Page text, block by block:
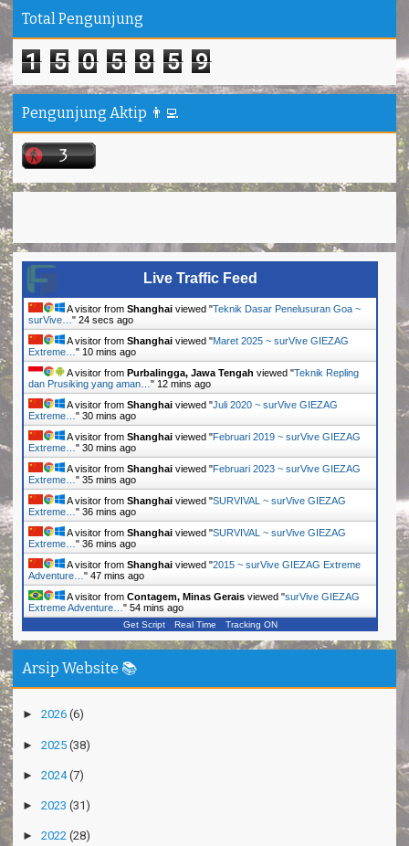
1 5 0 5 8 5 9
Pengunjung Aktip 👨‍💻
Live Traffic Feed
Shanghai viewed "Teknik Dasar Penelusuran Goa ~
A visitor from Shanghai viewed " Maret 2025 ~ surVive GIEZAG
Extreme… "10 mins ago
A visitor from Purbalingga, Jawa Tengahviewed "Teknik Repling
dan Prusiking yang aman…
A visitor from Shanghaiviewed "Juli 2020 ~ surVive GIEZAG
Extreme…"30 mins ago
A visitor from Shanghai viewed "Februari 2019 ~ surVive GIEZAG
Extreme…" 30 mins ago
A visitor from Shanghai viewed "Februari 2023 ~ surVive GIEZAG
Extreme…" 35 mins ago
A visitor from Shanghai viewed "SURVIVAL ~ surVive GIEZAG
Extreme…" 36 mins ago
A visitor from Shanghai viewed "SURVIVAL ~ surVive GIEZAG
Extreme…" 36 mins ago
A visitor from Shanghai viewed "2015 ~ surVive GIEZAG Extreme
Adventure…"47 mins ago
A visitor from Contagem, Minas Gerais viewed "surVive GIEZAG
Extreme Adventure…"54 mins ago
Get Script Real Time Tracking ON
Arsip Website 📚
► 2025 (38)
► 2024 (7)
► 2023(31)
► 2022 (28)
▼ 2021 (14)